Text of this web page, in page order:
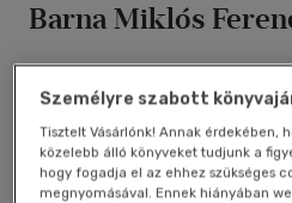
Barna Miklós
Eladott darabszám szerint
Cím szerint A-Z
Szerző szerint A-Z
Megjelenítés
Személyre szabott
Tisztelt Vásárlónk! Annak érdekében,
közelebb álló könyveket tudjunk a
hogy fogadja el az ehhez szükséges
megnyomásával. Ennek hiányában